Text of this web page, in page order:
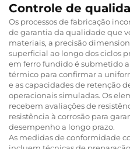
Controle de
Os processos de fabricação
de garantia da qualidade que
materiais, a precisão
superficial ao longo dos ciclos
em ferro fundido é submetido
térmico para confirmar a
e as capacidades de retenção
operacionais simuladas. Os
recebem avaliações de
resistência à corrosão para
desempenho a longo prazo.
As medidas de conformidade